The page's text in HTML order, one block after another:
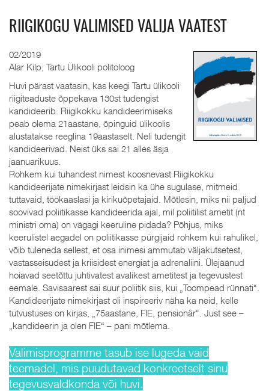
RIIGIKOGU VALIMISED VALIJA VAATEST
02/2019
Alar Kilp, Tartu Ülikooli politoloog
Huvi pärast vaatasin, kas keegi Tartu ülikooli
riigiteaduste õppekava 130st tudengist
kandideerib. Riigikokku kandideerimiseks
peab olema 21aastane, õpinguid ülikoolis
alustatakse reeglina 19aastaselt. Neli tudengit
kandideerivad. Neist üks sai 21 alles äsja
jaanuarikuus.
Rohkem kui tuhandest nimest koosnevast Riigikokku
kandideerijate nimekirjast leidsin ka ühe sugulase, mitmeid
tuttavaid, töökaaslasi ja kirikuõpetajaid. Mõtlesin, miks nii paljud
soovivad poliitikasse kandideerida ajal, mil poliitilist ametit (nt
ministri oma) on vägagi keeruline pidada? Põhjus, miks
keerulistel aegadel on poliitikasse pürgijaid rohkem kui rahulikel,
võib tuleneda sellest, et osa inimesi ammutab väljakutsetest,
vastasseisudest ja kriisidest energiat ja adrenaliini. Ülejäänud
hoiavad seetõttu juhtivatest avalikest ametitest ja tegevustest
eemale. Savisaarest sai suur poliitik siis, kui „Toompead rünnati“.
Kandideerijate nimekirjast oli inspireeriv näha ka neid, kelle
tutvustuses on kirjas, „75aastane, FIE, pensionär“. Just see –
„kandideerin ja olen FIE“ – pani mõtlema.
Valimisprogramme tasub ise lugeda vaid
teemadel, mis puudutavad konkreetselt sinu
tegevusvaldkonda või huvi.